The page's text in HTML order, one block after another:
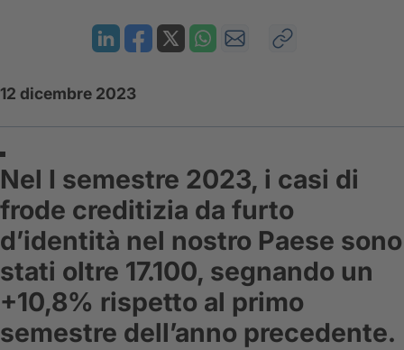
12 dicembre 2023
Nel I semestre 2023, i casi di
frode creditizia da furto
d’identità nel nostro Paese sono
stati oltre 17.100, segnando un
+10,8% rispetto al primo
semestre dell’anno precedente.